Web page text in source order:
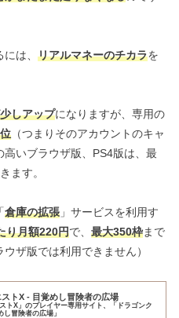
は、 リアルマネーのチカラを
しアップになりますが、専用の
（つまりそのアカウントのキャ
いブラウザ版、PS4版は、最
ます。
倉庫の拡張 」サービスを利用す
り月額220円で、 最大350枠まで
ザ版では利用できません）
ストX - 目覚めし冒険者の広場
トX」のプレイヤー専用サイト、「ドラゴンク
冒険者の広場」